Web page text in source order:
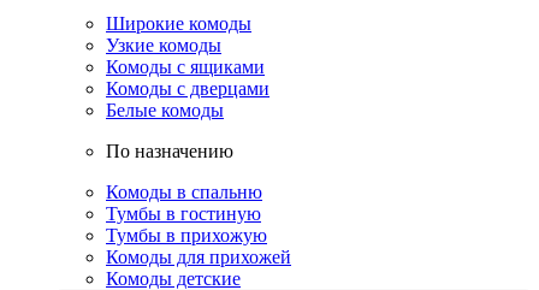
Широкие комоды
Узкие комоды
Комоды с ящиками
Комоды с дверцами
Белые комоды
По назначению
Комоды в спальню
Тумбы в гостиную
Тумбы в прихожую
Комоды для прихожей
Комоды детские